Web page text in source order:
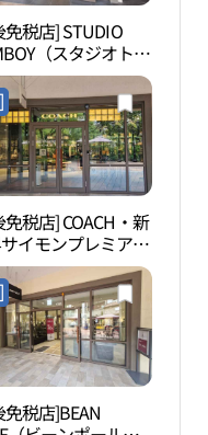
免税店] STUDIO
（スタジオトム
）・新世界サイモ
ミアムアウトレッ
フン（始興）店(스
톰보이 신세계사
리미엄아울렛 시
税店] COACH・新
イモンプレミアム
レットシフン（始
(코우치 신세계사
리미엄아울렛 시
免税店]BEAN